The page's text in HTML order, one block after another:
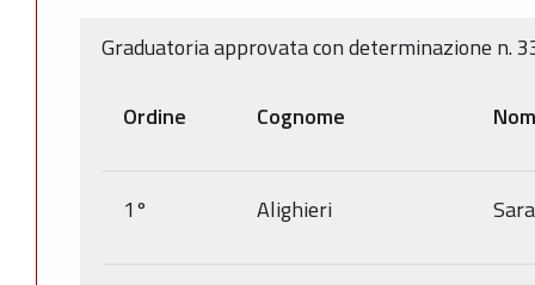
Graduatoria approvata con determinazione n.
Ordine Cognome
1° Alighieri Sara